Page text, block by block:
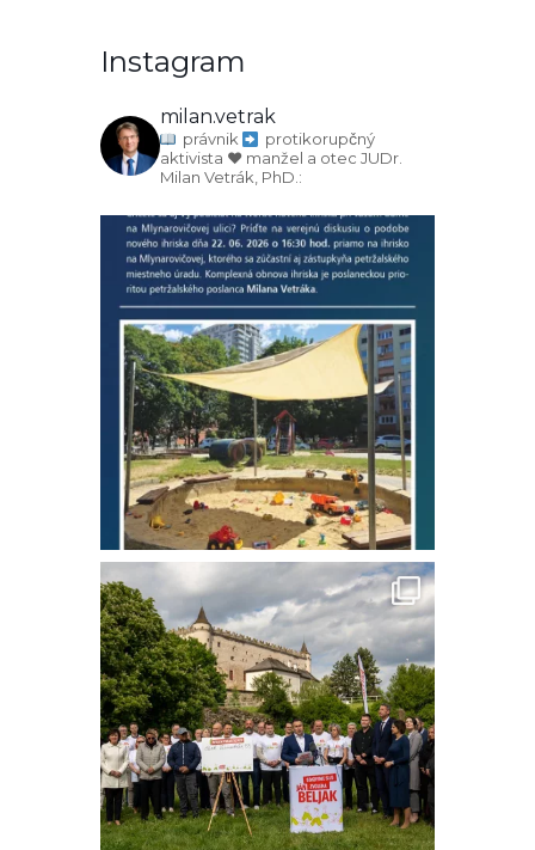
Instagram
milan.vetrak
právnik
protikorupčný
aktivista ♥️ manžel a otec JUDr.
Milan Vetrák, PhD.: